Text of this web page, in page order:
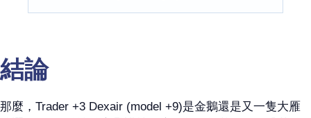
結論
那麼，Trader +3 Dexair (model +9)是金鵝還是又一隻大雁